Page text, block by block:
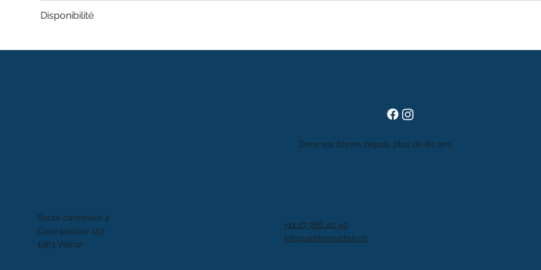
Disponibilité
Route cantonale 4
Case postale 157
1963 Vétroz
Dans vos foyers depuis plus de 80 ans
+41 27 766 40 40
info@anthamatten.ch